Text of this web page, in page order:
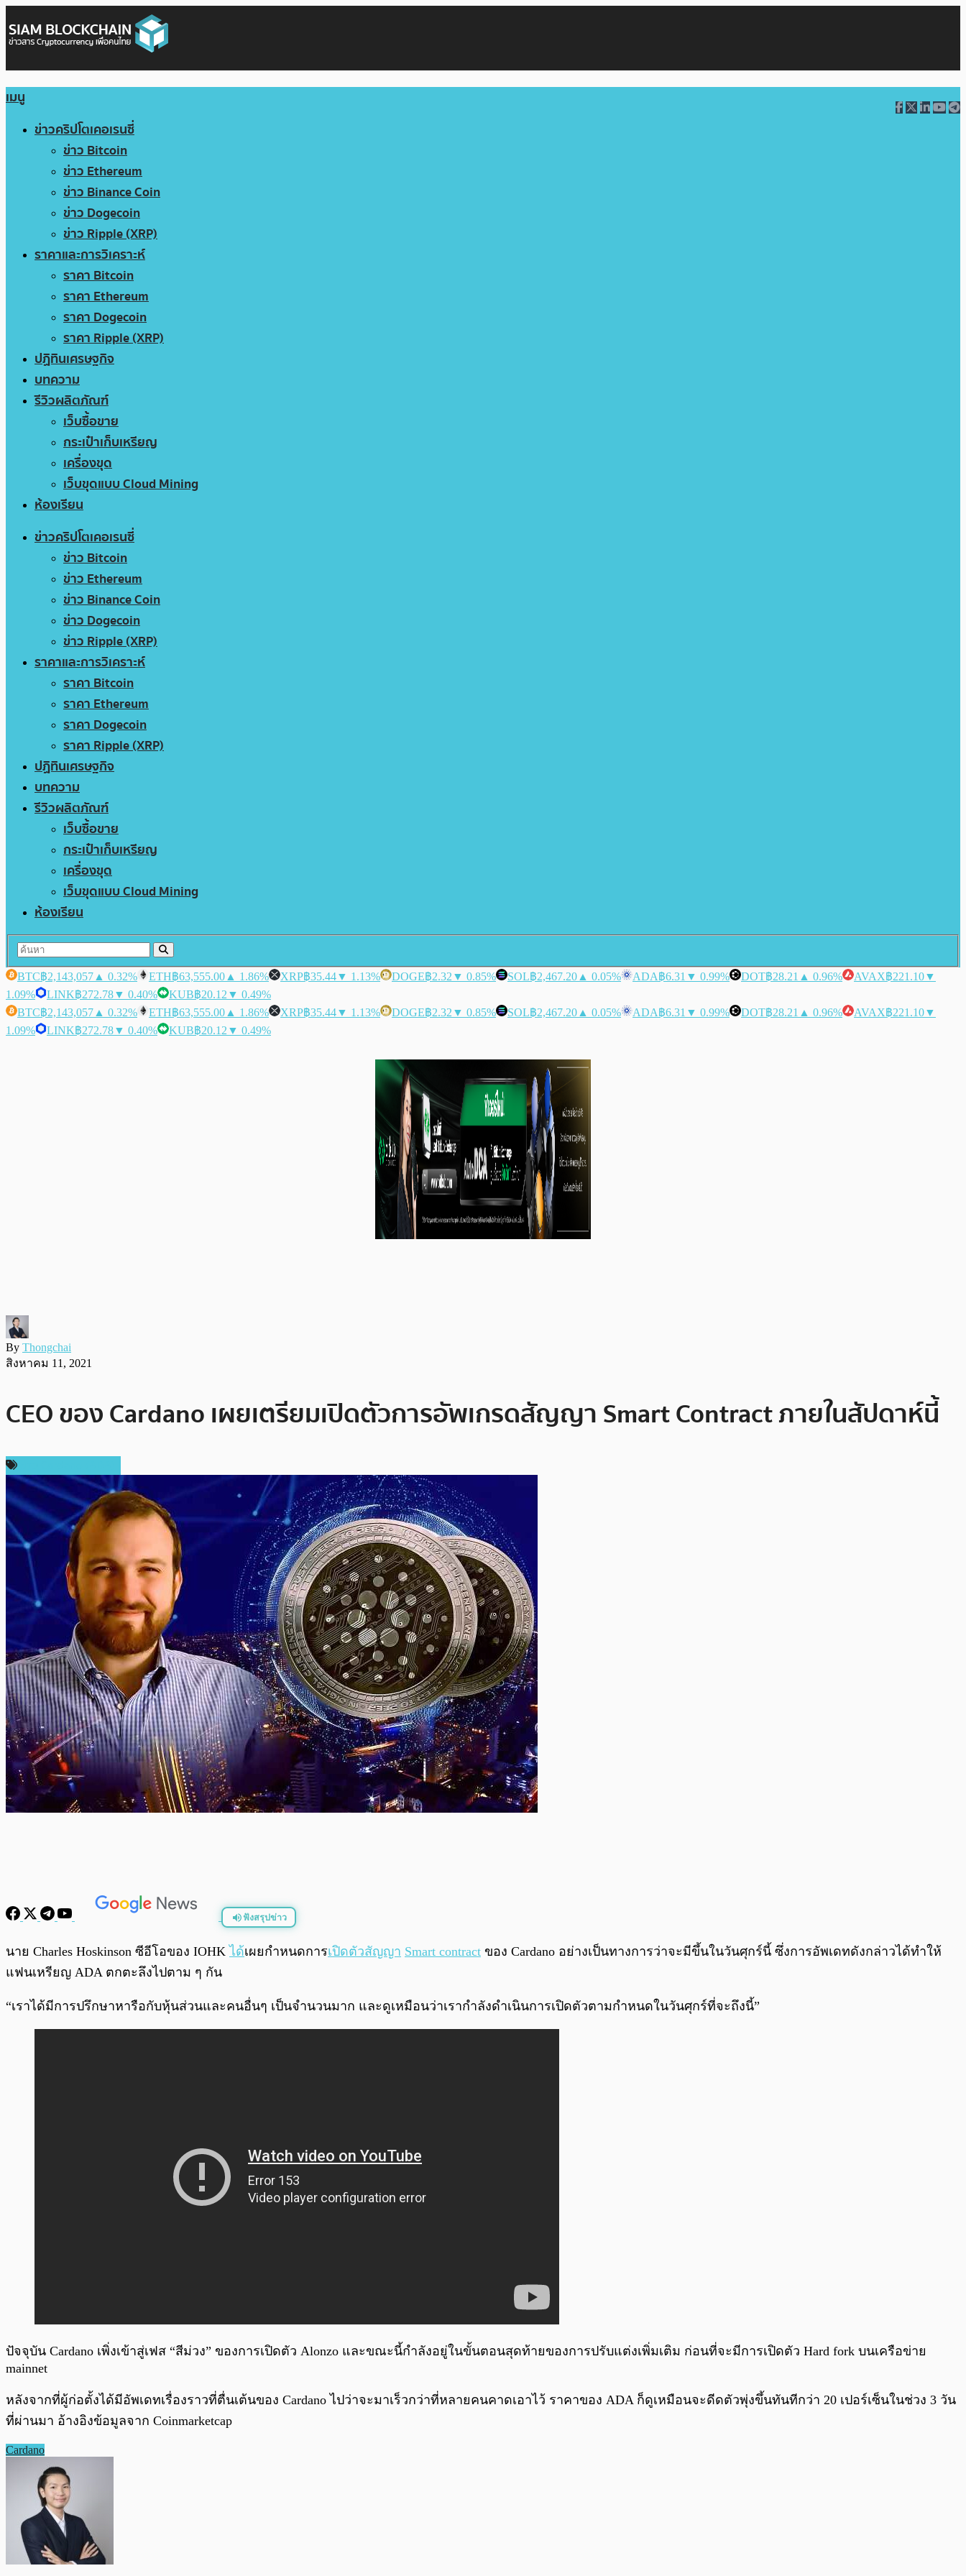
เมนู
ข่าวคริปโตเคอเรนซี่
ข่าว Bitcoin
ข่าว Ethereum
ข่าว Binance Coin
ข่าว Dogecoin
ข่าว Ripple (XRP)
ราคาและการวิเคราะห์
ราคา Bitcoin
ราคา Ethereum
ราคา Dogecoin
ราคา Ripple (XRP)
ปฏิทินเศรษฐกิจ
บทความ
รีวิวผลิตภัณฑ์
เว็บซื้อขาย
กระเป๋าเก็บเหรียญ
เครื่องขุด
เว็บขุดแบบ Cloud Mining
ห้องเรียน
ข่าวคริปโตเคอเรนซี่
ข่าว Bitcoin
ข่าว Ethereum
ข่าว Binance Coin
ข่าว Dogecoin
ข่าว Ripple (XRP)
ราคาและการวิเคราะห์
ราคา Bitcoin
ราคา Ethereum
ราคา Dogecoin
ราคา Ripple (XRP)
ปฏิทินเศรษฐกิจ
บทความ
รีวิวผลิตภัณฑ์
เว็บซื้อขาย
กระเป๋าเก็บเหรียญ
เครื่องขุด
เว็บขุดแบบ Cloud Mining
ห้องเรียน
BTC฿2,143,057 ▲ 0.32% ETH฿63,555.00 ▲ 1.86% XRP฿35.44▼ 1.13% DOGE฿2.32 ▼ 0.85% SOL฿2,467.20 ▲ 0.05% ADA฿6.31 ▼ 0.99% DOT฿28.21 ▲ 0.96% AVAX฿221.10▼
1.09%
LINK฿272.78▼ 0.40% KUB฿20.12 ▼ 0.49%
BTC฿2,143,057 ▲ 0.32% ETH฿63,555.00 ▲ 1.86% XRP฿35.44▼ 1.13% DOGE฿2.32 ▼ 0.85% SOL฿2,467.20 ▲ 0.05% ADA฿6.31 ▼ 0.99% DOT฿28.21 ▲ 0.96% AVAX฿221.10▼
1.09%
LINK฿272.78▼ 0.40% KUB฿20.12 ▼ 0.49%
By Thongchai
สิงหาคม 11, 2021
CEO ของ Cardano เผยเตรียมเปิดตัวการอัพเกรดสัญญา Smart Contract ภายในสัปดาห์นี้
ฟังสรุปข่าว
พร้อมเล่น 0:00 0:00
นาย Charles Hoskinson ซีอีโอของ IOHK ได้เผยกำหนดการเปิดตัวสัญญา Smart contract ของ Cardano อย่างเป็นทางการว่าจะมีขึ้นในวันศุกร์นี้ ซึ่งการอัพเดทดังกล่าวได้ทำให้
แฟนเหรียญ ADA ตกตะลึงไปตาม ๆ กัน
“เราได้มีการปรึกษาหารือกับหุ้นส่วนและคนอื่นๆ เป็นจำนวนมาก และดูเหมือนว่าเรากำลังดำเนินการเปิดตัวตามกำหนดในวันศุกร์ที่จะถึงนี้”
ปัจจุบัน Cardano เพิ่งเข้าสู่เฟส “สีม่วง” ของการเปิดตัว Alonzo และขณะนี้กำลังอยู่ในขั้นตอนสุดท้ายของการปรับแต่งเพิ่มเติม ก่อนที่จะมีการเปิดตัว Hard fork บนเครือข่าย
mainnet
หลังจากที่ผู้ก่อตั้งได้มีอัพเดทเรื่องราวที่ตื่นเต้นของ Cardano ไปว่าจะมาเร็วกว่าที่หลายคนคาดเอาไว้ ราคาของ ADA ก็ดูเหมือนจะดีดตัวพุ่งขึ้นทันทีกว่า 20 เปอร์เซ็นในช่วง 3 วัน
ที่ผ่านมา อ้างอิงข้อมูลจาก Coinmarketcap
Cardano